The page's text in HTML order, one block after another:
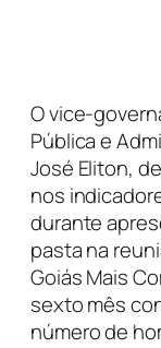
O vice-
Pública e
José Eliton,
nos
durante
pasta na
Goiás Mais
sexto mês
número de